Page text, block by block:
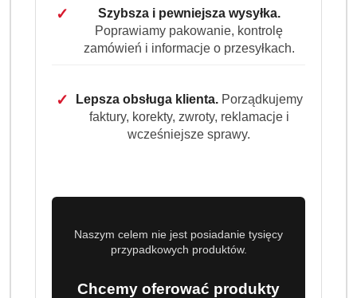
✓
Szybsza i pewniejsza wysyłka.
Poprawiamy pakowanie, kontrolę
zamówień i informacje o przesyłkach.
✓ Lepsza obsługa klienta.Porządkujemy
faktury, korekty, zwroty, reklamacje i
wcześniejsze sprawy.
Naszym celem nie jest posiadanie tysięcy
przypadkowych produktów.
Chcemy oferować produkty